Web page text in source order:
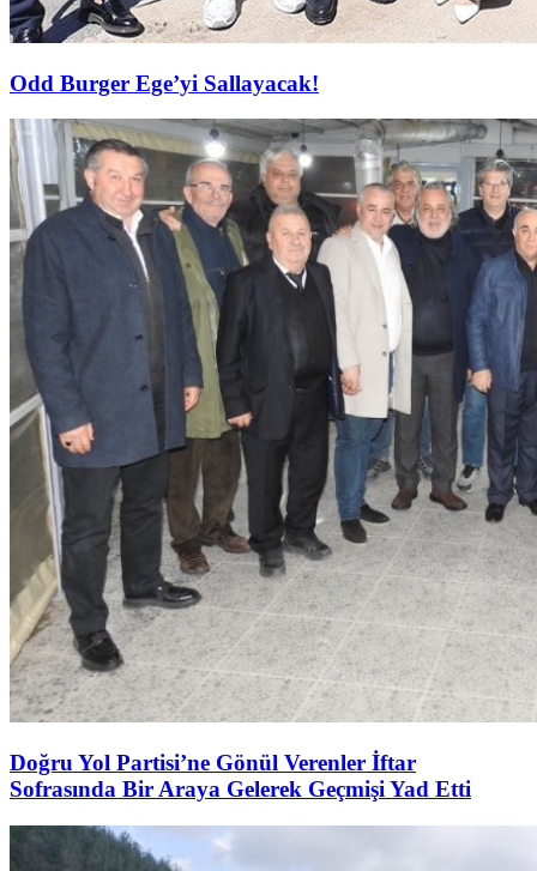
Odd Burger Ege’yi Sallayacak!
Doğru Yol Partisi’ne Gönül Verenler İftar
Sofrasında Bir Araya Gelerek Geçmişi Yad Etti